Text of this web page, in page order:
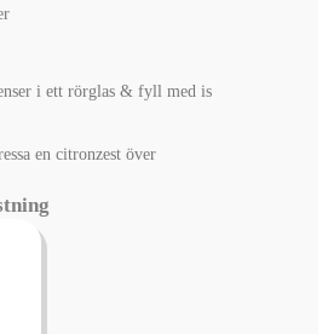
i ett rörglas & fyll med is
en citronzest över